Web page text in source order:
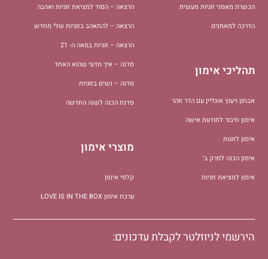
הכשרת מאמני זוגיות מעשית
הדרכה למאמנים
תהליכי אימון
אבחון ויעוץ אונליין עם הדר זוהר
אימון חיבור לתודעת אישה
אימון לזוגות
אימון הכנה לפרק ב׳
אימון למציאת זוגיות
הרצאה – הסוד למציאת זוגיות ואהבה
הרצאה – להתאהב בזוגיות שלי מחדש
הרצאה – זוגיות במאה ה- 21
סדנה – איך תדעי שהוא האחד
סדנה – נשים בזוגיות
סדנת הכנה לשנה החדשה
מוצרי אימון
קלפי אימון
ערכת אימון LOVE IS IN THE BOX
הירשמי לניוזלטר לקבלת עדכונים: